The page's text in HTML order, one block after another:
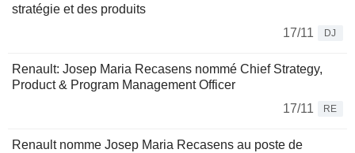
stratégie et des produits
17/11
DJ
Renault: Josep Maria Recasens nommé Chief Strategy,
Product & Program Management Officer
17/11
RE
Renault nomme Josep Maria Recasens au poste de